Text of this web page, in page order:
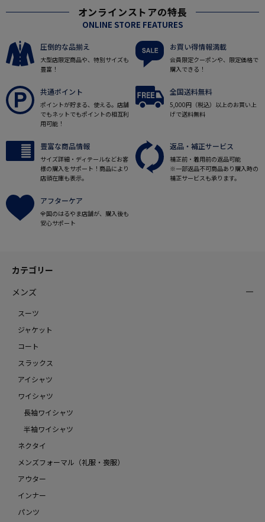
オンラインストアの特長
ONLINE STORE FEATURES
圧倒的な品揃え
大型店限定商品や、特別サイズも
豊富！
お買い得情報満載
会員限定クーポンや、限定価格で
購入できる！
共通ポイント
ポイントが貯まる、使える。店舗
でもネットでもポイントの相互利
用可能！
全国送料無料
5,000円（税込）以上のお買い上
げで送料無料
豊富な商品情報
サイズ詳細・ディテールなどお客
様の購入をサポート！商品により
店頭在庫も表示。
返品・補正サービス
補正前・着用前の返品可能
※一部返品不可商品あり購入時の
補正サービスも承ります。
アフターケア
全国のはるやま店舗が、購入後も
安心サポート
カテゴリー
メンズ
スーツ
ジャケット
コート
スラックス
アイシャツ
ワイシャツ
長袖ワイシャツ
半袖ワイシャツ
ネクタイ
メンズフォーマル（礼服・喪服）
アウター
インナー
パンツ